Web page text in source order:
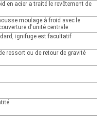
en acier a traité le revêtement de
moulage à froid avec le
d'unité centrale
ignifuge est facultatif
ressort ou de retour de gravité